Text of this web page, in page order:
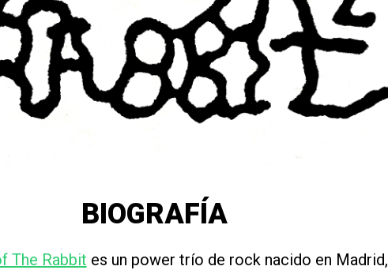
BIOGRAFÍA
The Rabbit es un power trío de rock nacido en Madrid,